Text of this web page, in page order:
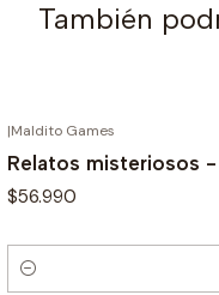
También
|Maldito Games
Relatos misteriosos -
$56.990
Cantidad